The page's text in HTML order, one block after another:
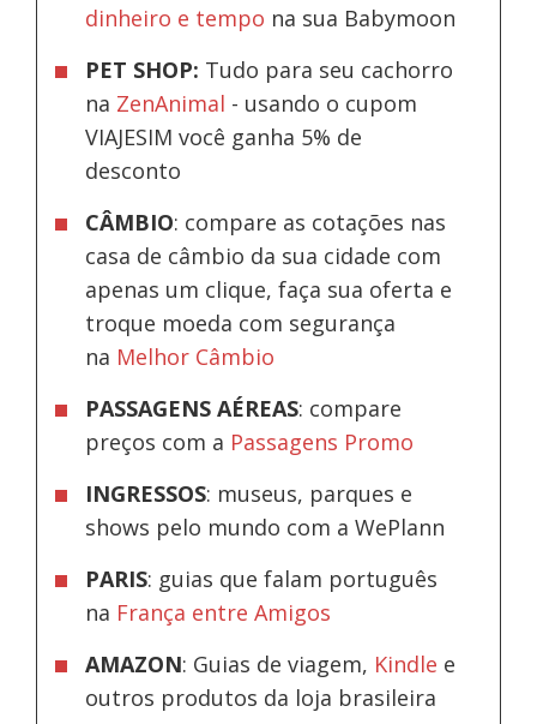
dinheiro e tempo na sua Babymoon
PET SHOP: Tudo para seu cachorro
na ZenAnimal - usando o cupom
VIAJESIM você ganha 5% de
desconto
CÂMBIO: compare as cotações nas
casa de câmbio da sua cidade com
apenas um clique, faça sua oferta e
troque moeda com segurança
na Melhor Câmbio
PASSAGENS AÉREAS: compare
preços com a Passagens Promo
INGRESSOS: museus, parques e
shows pelo mundo com a WePlann
PARIS: guias que falam português
na França entre Amigos
AMAZON: Guias de viagem, Kindle e
outros produtos da loja brasileira